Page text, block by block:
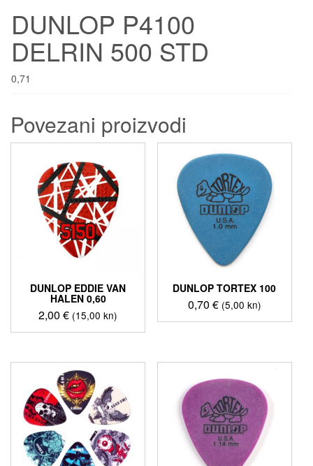
DUNLOP P4100
DELRIN 500 STD
0,71
Povezani proizvodi
DUNLOP EDDIE VAN
HALEN 0,60
2,00€ (15,00 kn)
DUNLOP TORTEX 100
0,70 € (5,00 kn)